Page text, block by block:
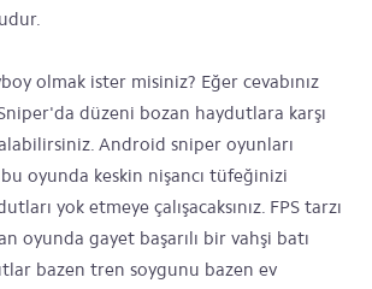
olmak ister misiniz? Eğer cevabınız
düzeni bozan haydutlara karşı
Android sniper oyunları
oyunda keskin nişancı tüfeğinizi
yok etmeye çalışacaksınız. FPS tarzı
oyunda gayet başarılı bir vahşi batı
bazen tren soygunu bazen ev